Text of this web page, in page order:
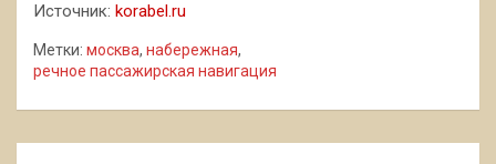
Источник: korabel.ru
Метки: москва, набережная,
речное пассажирская навигация